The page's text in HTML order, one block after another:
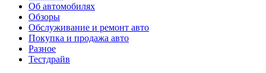
Об автомобилях
Обзоры
Обслуживание и ремонт авто
Покупка и продажа авто
Разное
Тестдрайв